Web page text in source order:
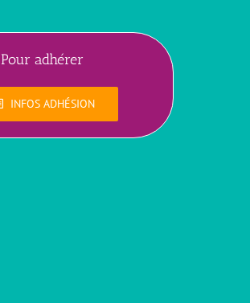
Pour adhérer
INFOS ADHÉSION